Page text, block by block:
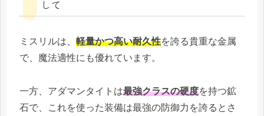
して
ミスリルは、 軽量かつ高い耐久性を誇る貴重な金属
で、魔法適性にも優れています。
一方、アダマンタイトは最強クラスの硬度を持つ鉱
石で、これを使った装備は最強の防御力を誇るとさ